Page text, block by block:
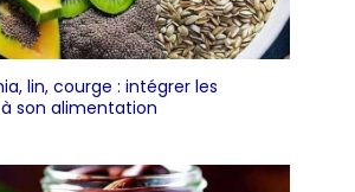
lin, courge : intégrer les
son alimentation